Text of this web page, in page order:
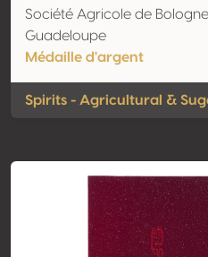
Société Agricole de Bologne
Guadeloupe
Médaille d'argent
Spirits - Agricultural &